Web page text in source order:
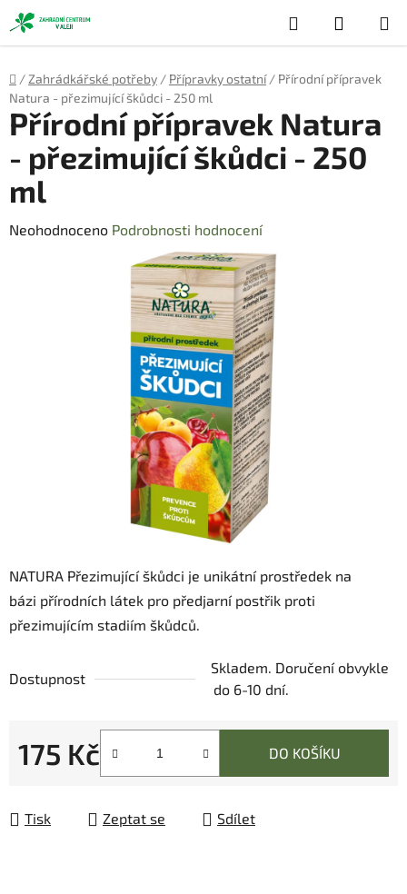
Přejít
na
obsah
Hledat
KOŠÍK
Domů
/ Zahrádkářské potřeby / Přípravky ostatní / Přírodní přípravek
Natura - přezimující škůdci - 250 ml
NATURA Přezimující škůdci je unikátní prostředek na
bázi přírodních látek pro předjarní postřik proti
přezimujícím stadiím škůdců.
Dostupnost
Skladem. Doručení obvykle
do 6-10 dní.
175 Kč DO KOŠÍKU
Tisk Zeptat se Sdílet
Přírodní přípravek Natura
- přezimující škůdci - 250
ml
Průměrné
Neohodnoceno Podrobnosti hodnocení